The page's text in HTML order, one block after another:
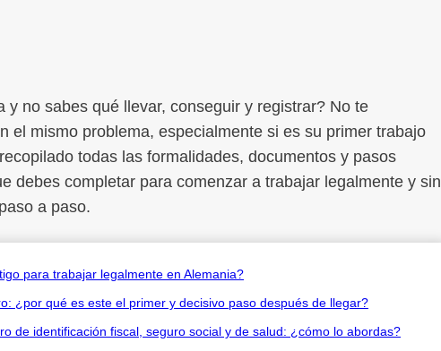
y no sabes qué llevar, conseguir y registrar? No te
el mismo problema, especialmente si es su primer trabajo
todas las formalidades, documentos y pasos
debes completar para comenzar a trabajar legalmente y sin
a paso.
para trabajar legalmente en Alemania?
¿por qué es este el primer y decisivo paso después de llegar?
de identificación fiscal, seguro social y de salud: ¿cómo lo abordas?